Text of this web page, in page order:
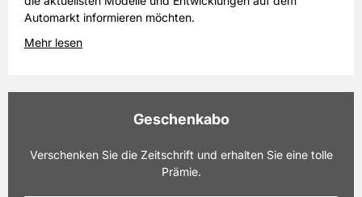
Automarkt informieren möchten.
Mehr lesen
Geschenkabo
Verschenken Sie die Zeitschrift und erhalten Sie eine tolle
Prämie.